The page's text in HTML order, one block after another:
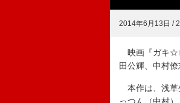
2014年6月13日 /
映画『ガキ☆
田公輝、中村
本作は、浅草